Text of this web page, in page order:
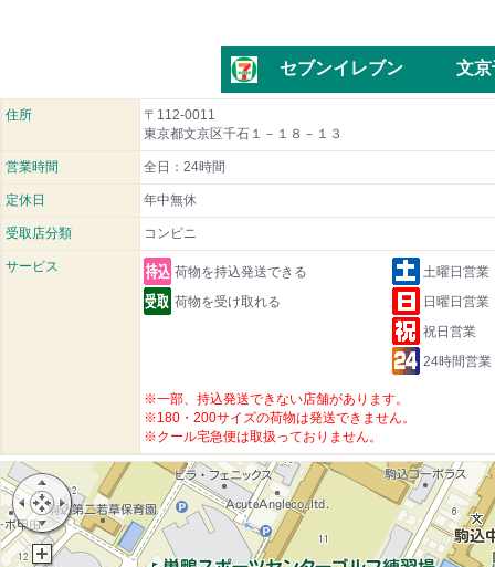
セブンイレブン 文京
住所
〒112-0011
東京都文京区千石１－１８－１３
営業時間 全日：24時間
定休日 年中無休
受取店分類 コンビニ
サービス
荷物を持込発送できる
荷物を受け取れる
土曜日営業
日曜日営業
祝日営業
24時間営業
※一部、持込発送できない店舗があります。
※180・200サイズの荷物は発送できません。
※クール宅急便は取扱っておりません。